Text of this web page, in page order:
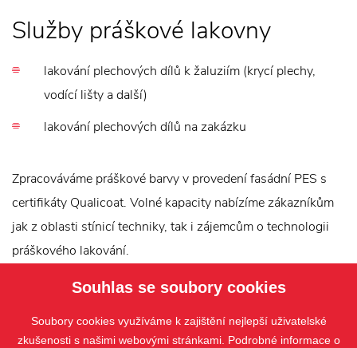
Služby práškové lakovny
lakování plechových dílů k žaluziím (krycí plechy,
vodící lišty a další)
lakování plechových dílů na zakázku
Zpracováváme práškové barvy v provedení fasádní PES s
certifikáty Qualicoat. Volné kapacity nabízíme zákazníkům
jak z oblasti stínicí techniky, tak i zájemcům o technologii
práškového lakování.
Souhlas se soubory cookies
Soubory cookies využíváme k zajištění nejlepší uživatelské
zkušenosti s našimi webovými stránkami. Podrobné informace o